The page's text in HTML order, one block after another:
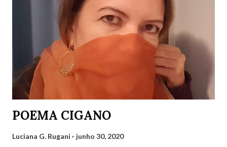
POEMA CIGANO
Luciana G. Rugani junho 30, 2020